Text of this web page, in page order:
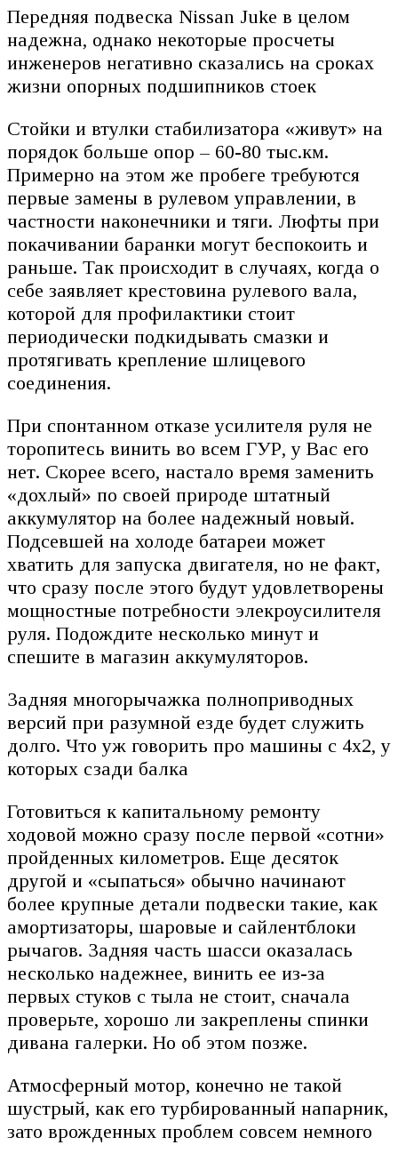
Передняя подвеска Nissan Juke в целом
надежна, однако некоторые просчеты
инженеров негативно сказались на сроках
жизни опорных подшипников стоек
Стойки и втулки стабилизатора «живут» на
порядок больше опор – 60-80 тыс.км.
Примерно на этом же пробеге требуются
первые замены в рулевом управлении, в
частности наконечники и тяги. Люфты при
покачивании баранки могут беспокоить и
раньше. Так происходит в случаях, когда о
себе заявляет крестовина рулевого вала,
которой для профилактики стоит
периодически подкидывать смазки и
протягивать крепление шлицевого
соединения.
При спонтанном отказе усилителя руля не
торопитесь винить во всем ГУР, у Вас его
нет. Скорее всего, настало время заменить
«дохлый» по своей природе штатный
аккумулятор на более надежный новый.
Подсевшей на холоде батареи может
хватить для запуска двигателя, но не факт,
что сразу после этого будут удовлетворены
мощностные потребности элекроусилителя
руля. Подождите несколько минут и
спешите в магазин аккумуляторов.
Задняя многорычажка полноприводных
версий при разумной езде будет служить
долго. Что уж говорить про машины с 4х2, у
которых сзади балка
Готовиться к капитальному ремонту
ходовой можно сразу после первой «сотни»
пройденных километров. Еще десяток
другой и «сыпаться» обычно начинают
более крупные детали подвески такие, как
амортизаторы, шаровые и сайлентблоки
рычагов. Задняя часть шасси оказалась
несколько надежнее, винить ее из-за
первых стуков с тыла не стоит, сначала
проверьте, хорошо ли закреплены спинки
дивана галерки. Но об этом позже.
Атмосферный мотор, конечно не такой
шустрый, как его турбированный напарник,
зато врожденных проблем совсем немного